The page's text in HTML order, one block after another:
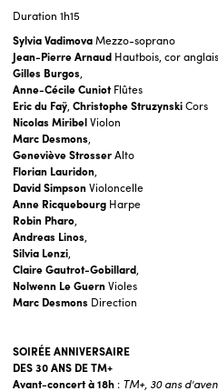
Duration 1h15
Sylvia VadimovaMezzo-soprano
Jean-Pierre Arnaud Hautbois, cor anglais
Gilles Burgos,
Anne-Cécile CuniotFlûtes
Eric du Faÿ, Christophe StruzynskiCors
Nicolas MiribelViolon
Marc Desmons,
Geneviève StrosserAlto
Florian Lauridon,
David Simpson Violoncelle
Anne Ricquebourg Harpe
Robin Pharo,
Andreas Linos,
Silvia Lenzi,
Claire Gautrot-Gobillard,
Nolwenn Le Guern Violes
Marc Desmons Direction
SOIRÉE ANNIVERSAIRE
DES 30 ANS DE TM+
Avant-concert à 18h : TM+, 30 ans